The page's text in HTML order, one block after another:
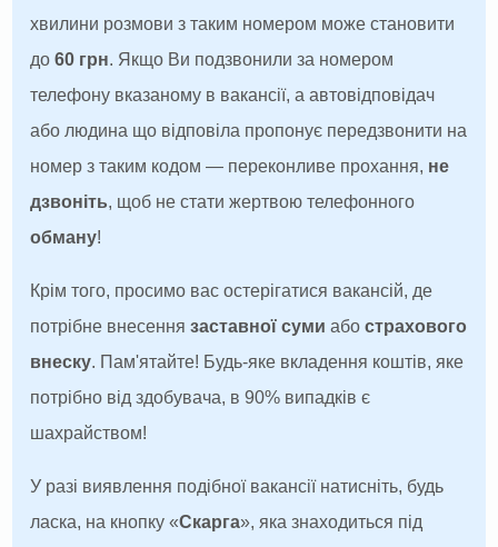
хвилини розмови з таким номером може становити
до60 грн. Якщо Ви подзвонили за номером
телефону вказаному в вакансії, а автовідповідач
або людина що відповіла пропонує передзвонити на
номер з таким кодом — переконливе прохання, не
дзвоніть, щоб не стати жертвою телефонного
обману!
Крім того, просимо вас остерігатися вакансій, де
потрібне внесеннязаставної суми абострахового
внеску. Пам'ятайте! Будь-яке вкладення коштів, яке
потрібно від здобувача, в 90% випадків є
шахрайством!
У разі виявлення подібної вакансії натисніть, будь
ласка, на кнопку «Скарга», яка знаходиться під